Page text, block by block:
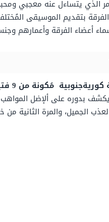
الذي يتساءل عنه معجبي
بتقديم الموسيقى
أعضاء الفرقة وأعمارهم
مُكونة من 9 فتيات
الجميل، والمرة الثانية من